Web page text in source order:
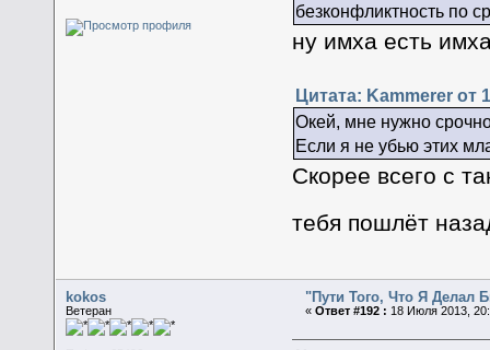
безконфликтность по
ну имха есть
Цитата: Kammerer от
Окей, мне нужно
Если я не убью этих
Скорее всего с
тебя пошлёт
kokos
Ветеран
"Пути Того, Что Я
«Ответ #192 : 18 Июля 2013,